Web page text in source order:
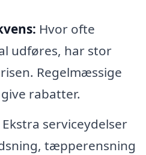
Hvor ofte
udføres, har stor
Regelmæssige
rabatter.
Ekstra serviceydelser
tæpperensning